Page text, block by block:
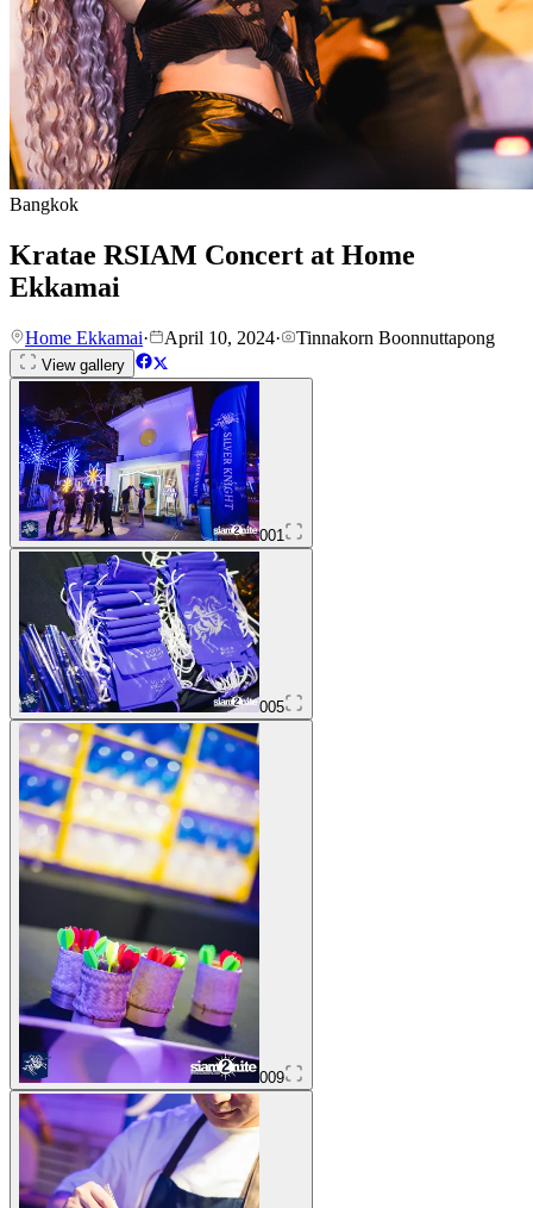
Bangkok
Kratae RSIAM Concert at Home
Ekkamai
Home Ekkamai· April 10, 2024· Tinnakorn Boonnuttapong
View gallery
001
005
009